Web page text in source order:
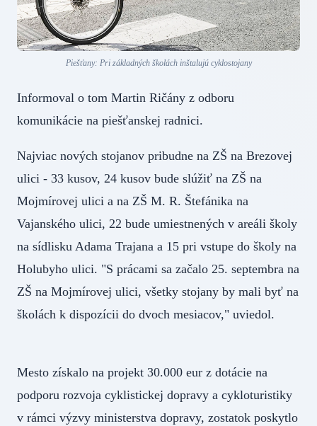
Piešťany: Pri základných školách inštalujú cyklostojany
Informoval o tom Martin Ričány z odboru
komunikácie na piešťanskej radnici.
Najviac nových stojanov pribudne na ZŠ na Brezovej
ulici - 33 kusov, 24 kusov bude slúžiť na ZŠ na
Mojmírovej ulici a na ZŠ M. R. Štefánika na
Vajanského ulici, 22 bude umiestnených v areáli školy
na sídlisku Adama Trajana a 15 pri vstupe do školy na
Holubyho ulici. "S prácami sa začalo 25. septembra na
ZŠ na Mojmírovej ulici, všetky stojany by mali byť na
školách k dispozícii do dvoch mesiacov," uviedol.
Mesto získalo na projekt 30.000 eur z dotácie na
podporu rozvoja cyklistickej dopravy a cykloturistiky
v rámci výzvy ministerstva dopravy, zostatok poskytlo